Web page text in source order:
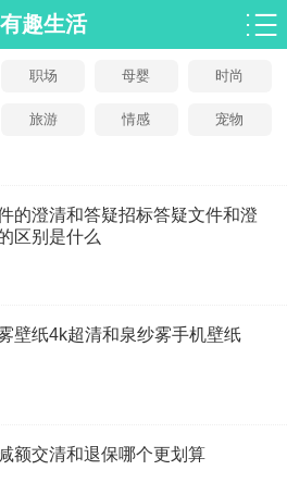
有趣生活
职场 母婴 时尚
旅游 情感 宠物
的澄清和答疑招标答疑文件和澄
区别是什么
壁纸4k超清和泉纱雾手机壁纸
额交清和退保哪个更划算